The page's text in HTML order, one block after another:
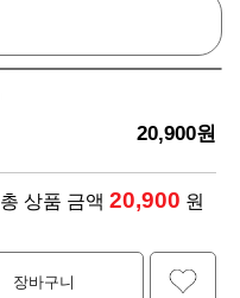
20,900원
총 상품 금액 20,900 원
장바구니